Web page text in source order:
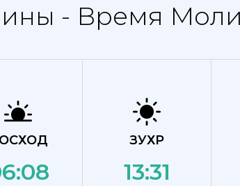
- Время
ЗУХР
13:31